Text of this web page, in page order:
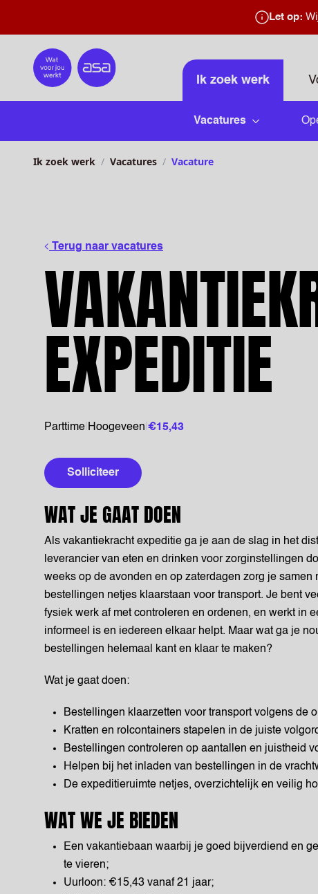
Let op:
Home Ik zoek werk
Vacatures
Ik zoek werk Vacatures Vacature
Terug naar vacatures
EXPEDITIE
Parttime Hoogeveen €15,43
Solliciteer
WAT JE GAAT DOEN
Als vakantiekracht expeditie ga je aan de slag in het
leverancier van eten en drinken voor zorginstellingen
weeks op de avonden en op zaterdagen zorg je samen
bestellingen netjes klaarstaan voor transport. Je bent
fysiek werk af met controleren en ordenen, en werkt in
informeel is en iedereen elkaar helpt. Maar wat ga je
bestellingen helemaal kant en klaar te maken?
Wat je gaat doen:
Bestellingen klaarzetten voor transport volgens de
Kratten en rolcontainers stapelen in de juiste
Bestellingen controleren op aantallen en juistheid
Helpen bij het inladen van bestellingen in de
De expeditieruimte netjes, overzichtelijk en veilig
WAT WE JE BIEDEN
Een vakantiebaan waarbij je goed bijverdiend en
te vieren;
Uurloon: €15,43 vanaf 21 jaar;